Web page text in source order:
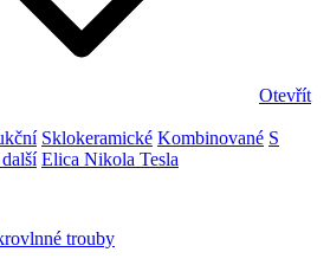
Otevřít
Sklokeramické Kombinované S
Elica Nikola Tesla
trouby